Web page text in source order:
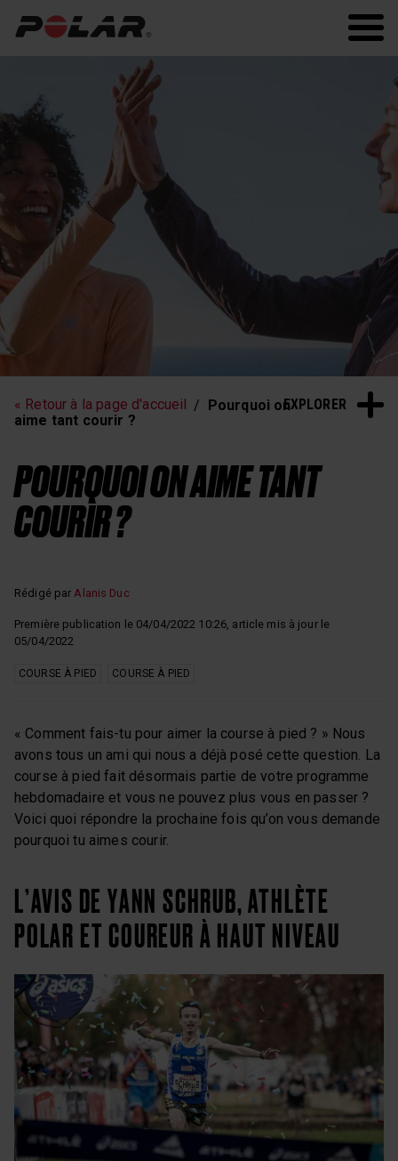
Polar Flow
EXPLORER
« Retour à la page d'accueil
Pourquoi on
aime tant courir ?
POURQUOI ON AIME TANT
COURIR ?
Rédigé par Alanis Duc
Première publication le 04/04/2022 10:26, article mis à jour le
05/04/2022
COURSE À PIED COURSE À PIED
« Comment fais-tu pour aimer la course à pied ? » Nous
avons tous un ami qui nous a déjà posé cette question. La
course à pied fait désormais partie de votre programme
hebdomadaire et vous ne pouvez plus vous en passer ?
Voici quoi répondre la prochaine fois qu’on vous demande
pourquoi tu aimes courir.
L’AVIS DE YANN SCHRUB, ATHLÈTE
POLAR ET COUREUR À HAUT NIVEAU